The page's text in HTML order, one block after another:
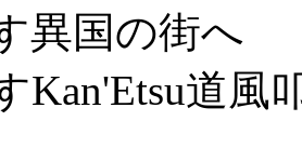
異国の街へ
Kan'Etsu道風